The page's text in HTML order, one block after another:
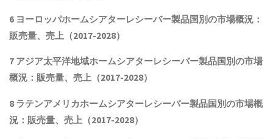
6 ヨーロッパホームシアターレシーバー製品国別の市場概況：
販売量、売上（2017-2028）
7 アジア太平洋地域ホームシアターレシーバー製品国別の市場
概況：販売量、売上（2017-2028）
8 ラテンアメリカホームシアターレシーバー製品国別の市場概
況：販売量、売上（2017-2028）